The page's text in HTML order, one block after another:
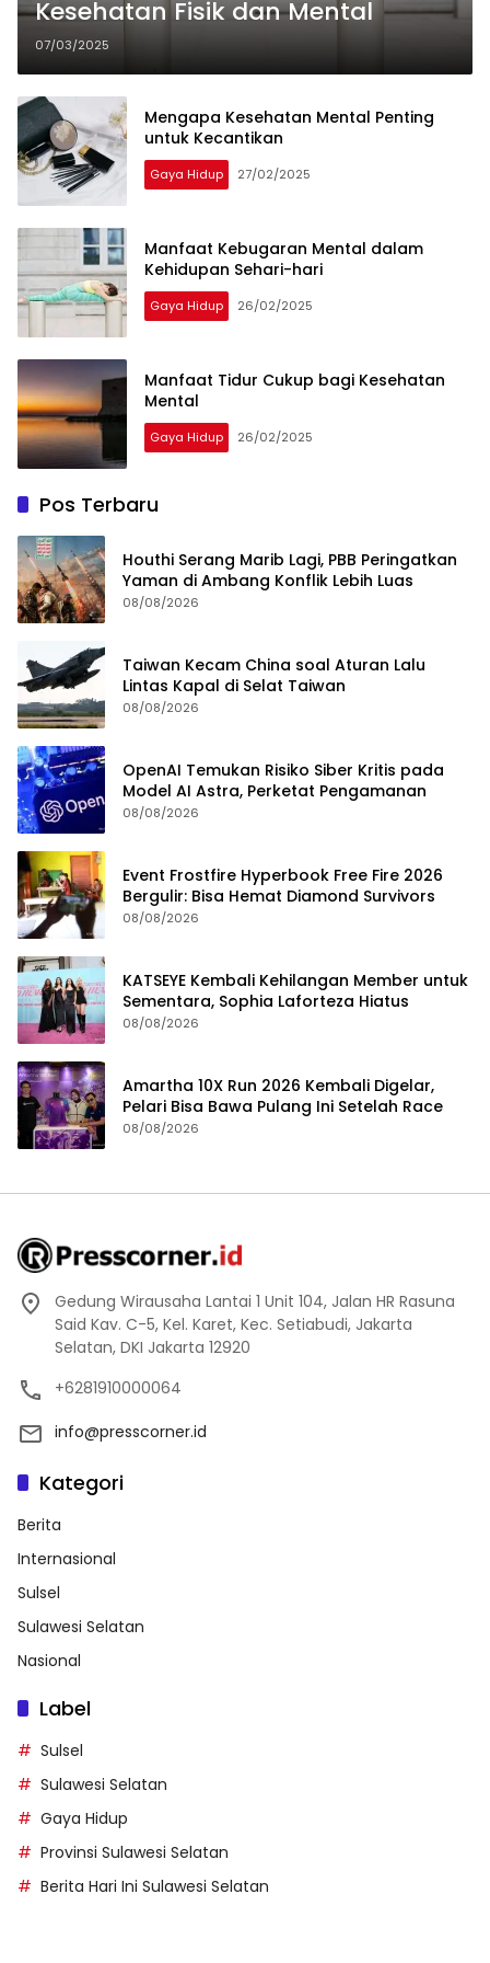
Kesehatan Fisik dan Mental
07/03/2025
Mengapa Kesehatan Mental Penting
untuk Kecantikan
Gaya Hidup 27/02/2025
Manfaat Kebugaran Mental dalam
Kehidupan Sehari-hari
Gaya Hidup 26/02/2025
Manfaat Tidur Cukup bagi Kesehatan
Mental
Gaya Hidup 26/02/2025
Pos Terbaru
Houthi Serang Marib Lagi, PBB Peringatkan
Yaman di Ambang Konflik Lebih Luas
08/08/2026
Taiwan Kecam China soal Aturan Lalu
Lintas Kapal di Selat Taiwan
08/08/2026
OpenAI Temukan Risiko Siber Kritis pada
Model AI Astra, Perketat Pengamanan
08/08/2026
Event Frostfire Hyperbook Free Fire 2026
Bergulir: Bisa Hemat Diamond Survivors
08/08/2026
KATSEYE Kembali Kehilangan Member untuk
Sementara, Sophia Laforteza Hiatus
08/08/2026
Amartha 10X Run 2026 Kembali Digelar,
Pelari Bisa Bawa Pulang Ini Setelah Race
08/08/2026
Gedung Wirausaha Lantai 1 Unit 104, Jalan HR Rasuna
Said Kav. C-5, Kel. Karet, Kec. Setiabudi, Jakarta
Selatan, DKI Jakarta 12920
+6281910000064
info@presscorner.id
Kategori
Berita
Internasional
Sulsel
Sulawesi Selatan
Nasional
Label
Sulsel
Sulawesi Selatan
Gaya Hidup
Provinsi Sulawesi Selatan
Berita Hari Ini Sulawesi Selatan